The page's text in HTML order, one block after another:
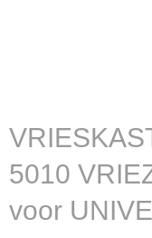
5010
voor